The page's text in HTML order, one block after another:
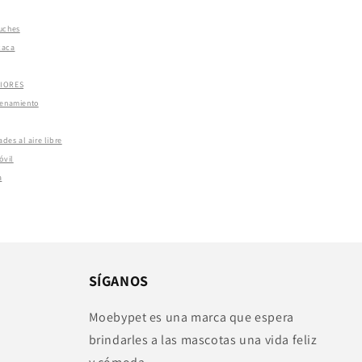
al aire libre
SÍGANOS
Moebypet es una marca que espera
brindarles a las mascotas una vida feliz